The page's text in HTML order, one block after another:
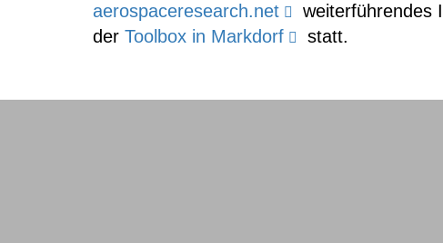
aerospaceresearch.net
weiterführendes
der Toolbox in Markdorf statt.